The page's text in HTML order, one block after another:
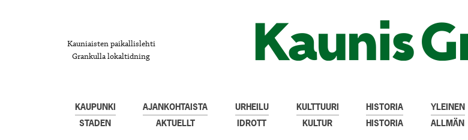
Kauniaisten paikallislehti
Grankulla lokaltidning
KAUPUNKI
STADEN
AJANKOHTAISTA
AKTUELLT
URHEILU
IDROTT
KULTTUURI
KULTUR
HISTORIA
HISTORIA
YLEINEN
ALLMÄN